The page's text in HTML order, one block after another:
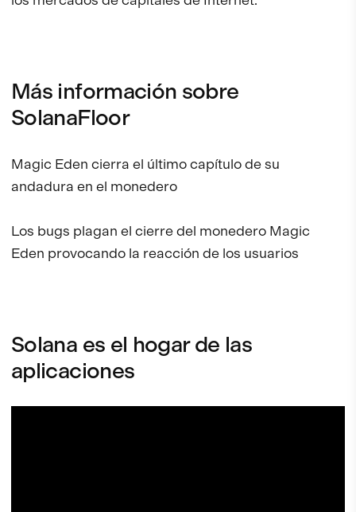
Más información sobre
SolanaFloor
Magic Eden cierra el último capítulo de su
andadura en el monedero
Los bugs plagan el cierre del monedero Magic
Eden provocando la reacción de los usuarios
Solana es el hogar de las
aplicaciones